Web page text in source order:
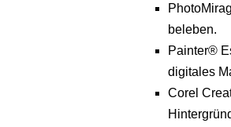
beleben.
Painter®
digitales
Corel